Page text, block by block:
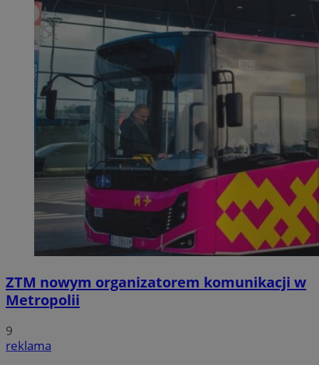
ZTM nowym organizatorem komunikacji w
Metropolii
9
reklama